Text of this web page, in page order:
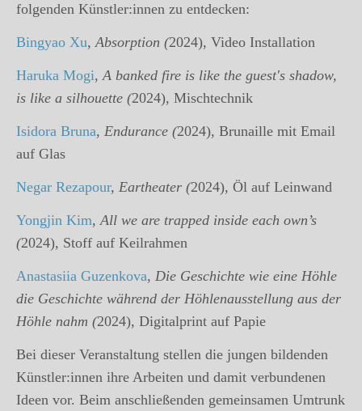
folgenden Künstler:innen zu entdecken:
Bingyao Xu,Absorption (2024), Video Installation
Haruka Mogi,A banked fire is like the guest's shadow,
is like a silhouette (2024), Mischtechnik
Isidora Bruna, Endurance (2024), Brunaille mit Email
auf Glas
Negar Rezapour, Eartheater (2024), Öl auf Leinwand
Yongjin Kim,All we are trapped inside each own’s
(2024), Stoff auf Keilrahmen
Anastasiia Guzenkova, Die Geschichte wie eine Höhle
die Geschichte während der Höhlenausstellung aus der
Höhle nahm (2024), Digitalprint auf Papie
Bei dieser Veranstaltung stellen die jungen bildenden
Künstler:innen ihre Arbeiten und damit verbundenen
Ideen vor. Beim anschließenden gemeinsamen Umtrunk